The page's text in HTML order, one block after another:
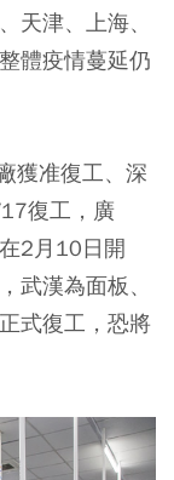
天津、上海、
體疫情蔓延仍
獲准復工、深
復工，廣
2月10日開
武漢為面板、
式復工，恐將